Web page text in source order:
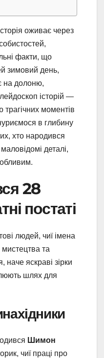
оживає через
факти, що
зимовий день,
на долоню,
історій —
трагічних моментів
в глибину
хто народився
деталі,
28
постаті
людей, чиї імена
та
наче яскраві зірки
шлях для
Шимон
чиї праці про